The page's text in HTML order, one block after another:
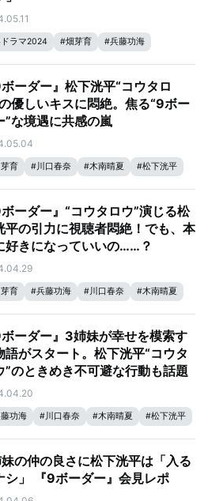
ラマ2024 #畑芽育 #兵藤功海
ーダー
ボーダー』松下洸平“コウタロ
優しいキスに悶絶。焦る“9ボー
”な境遇に共感の嵐
育 #川口春奈 #木南晴夏 #松下洸平
ボーダー』“コウタロウ”演じる松
平の引力に視聴者悶絶！でも、本
好きになっていいの……？
育 #兵藤功海 #川口春奈 #木南晴夏
ボーダー』3姉妹が幸せを模索す
語がスタート。松下洸平“コウタ
”のときめき不可避な行動も話題
功海 #川口春奈 #木南晴夏 #松下洸平
の仲の良さに松下洸平は「入る
シ」 『9ボーダー』会見レポ